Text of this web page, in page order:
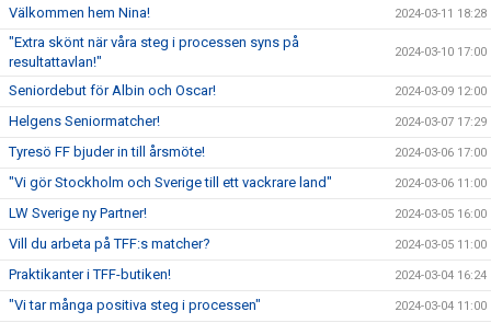
Välkommen hem Nina! 2024-03-11 18:28
"Extra skönt när våra steg i processen syns på
resultattavlan!"
2024-03-10 17:00
Seniordebut för Albin och Oscar! 2024-03-09 12:00
Helgens Seniormatcher! 2024-03-07 17:29
Tyresö FF bjuder in till årsmöte! 2024-03-06 17:00
"Vi gör Stockholm och Sverige till ett vackrare land" 2024-03-06 11:00
LW Sverige ny Partner! 2024-03-05 16:00
Vill du arbeta på TFF:s matcher? 2024-03-05 11:00
Praktikanter i TFF-butiken! 2024-03-04 16:24
"Vi tar många positiva steg i processen" 2024-03-04 11:00